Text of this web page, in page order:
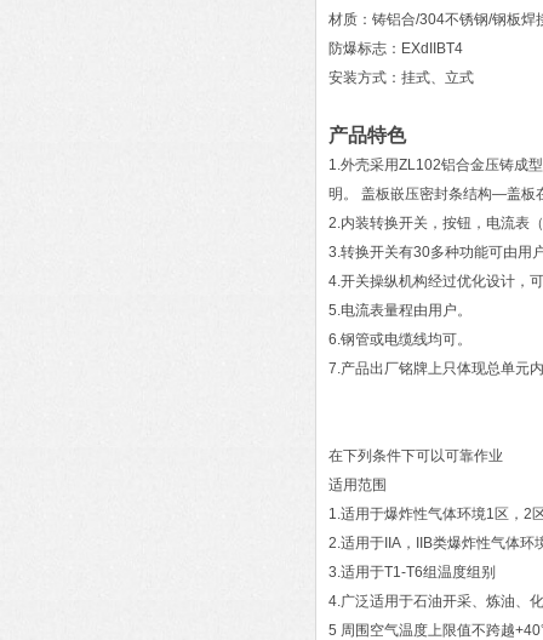
材质：铸铝合/304不锈钢/钢板焊
防爆标志：EXdIIBT4
安装方式：挂式、立式
产品特色
1.外壳采用ZL102铝合金压铸成
明。 盖板嵌压密封条结构—盖板
2.内装转换开关，按钮，电流表
3.转换开关有30多种功能可由用
4.开关操纵机构经过优化设计，
5.电流表量程由用户。
6.钢管或电缆线均可。
7.产品出厂铭牌上只体现总单元
在下列条件下可以可靠作业
适用范围
1.适用于爆炸性气体环境1区，2
2.适用于IIA，IIB类爆炸性气体环
3.适用于T1-T6组温度组别
4.广泛适用于石油开采、炼油、
5 周围空气温度上限值不跨越